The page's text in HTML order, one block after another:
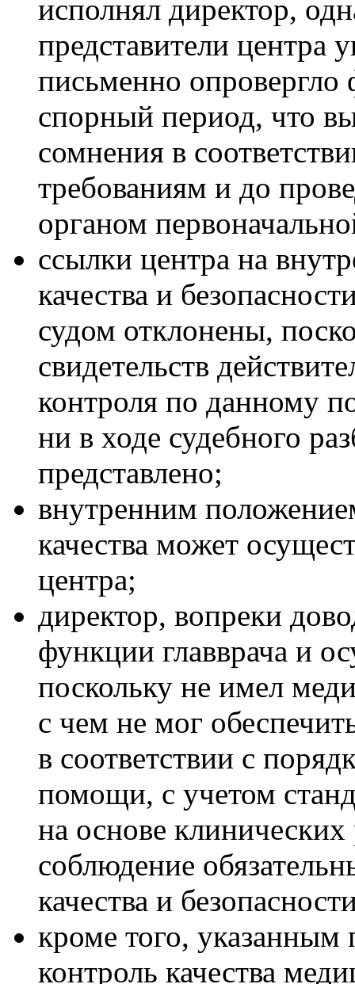
исполнял директор,
представители центра
письменно опровергло
спорный период, что
сомнения в
требованиям и до
органом
ссылки центра на
качества и
судом отклонены,
свидетельств
контроля по данному
ни в ходе судебного
представлено;
внутренним
качества может
центра;
директор, вопреки
функции главврача и
поскольку не имел
с чем не мог
в соответствии с
помощи, с учетом
на основе
соблюдение
качества и
кроме того, указанным
контроль качества